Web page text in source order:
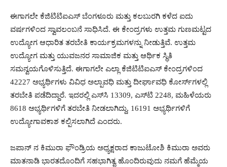
ಈಗಾಗಲೇ ಕೆಜಿಟಿಟಿಐಎಸ್ ಬೆಂಗಳೂರು ಮತ್ತು ಕಲಬುರಗಿ ಕಳೆದ ಐದು
ವರ್ಷಗಳಿಂದ ಸ್ವಾವಲಂಬನೆ ಸಾಧಿಸಿದೆ. ಈ ಕೇಂದ್ರಗಳು ಉತ್ತಮ ಗುಣಮಟ್ಟದ
ಉದ್ಯೋಗ ಆಧಾರಿತ ತರಬೇತಿ ಕಾರ್ಯಕ್ರಮಗಳನ್ನು ನೀಡುತ್ತಿವೆ. ಉತ್ತಮ
ಉದ್ಯೋಗ ಮತ್ತು ಯುವಜನರ ಸಾಮಾಜಿಕ ಮತ್ತು ಆರ್ಥಿಕ ಸ್ಥಿತಿ
ಸಮನ್ವಯಗೊಳಿಸುತ್ತಿದೆ. ಈಗಾಗಲೇ ಎಲ್ಲಾ ಕೆಜಿಟಿಟಿಐಎಸ್ ಕೇಂದ್ರಗಳಿಂದ
42227 ಅಭ್ಯರ್ಥಿಗಳು ವಿವಿಧ ಅಲ್ಪಾವಧಿ ಮತ್ತು ದೀರ್ಘಾವಧಿ ಕೋರ್ಸ್‍ಗಳಲ್ಲಿ
ತರಬೇತಿ ಪಡೆದಿದ್ದಾರೆ. ಇದರಲ್ಲಿ ಎಸ್‍ಸಿ 13309, ಎಸ್‍ಟಿ 2248, ಮಹಿಳೆಯರು
8618 ಅಭ್ಯರ್ಥಿಗಳಿಗೆ ತರಬೇತಿ ನೀಡಲಾಗಿದ್ದು, 16191 ಅಭ್ಯರ್ಥಿಗಳಿಗೆ
ಉದ್ಯೋಗಾವಕಾಶ ಕಲ್ಪಿಸಲಾಗಿದೆ ಎಂದರು.
ಜಪಾನ್ ನ ಕಿಮುರಾ ಫೌಂಡ್ರಿಯ ಅಧ್ಯಕ್ಷರಾದ ಕಾಜುಟೋಶಿ ಕಿಮುರಾ ಅವರು
ಮಾತನಾಡಿ ಭಾರತದೊಂದಿಗೆ ಸಹಭಾಗಿತ್ವ ಹೊಂದಿರುವುದು ನಮಗೆ ಹೆಮ್ಮೆಯ